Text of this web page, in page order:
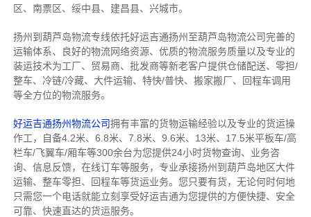
区、南票区、绥中县、建昌县、兴城市。
扬州到葫芦岛物流专线依托好运吉通扬州至葫芦岛物流公司完善的
运输体系、良好的物流网络资源、优质的物流服务质量以及专业的
装运技术为工厂、贸易商、批发商等新老客户提供仓储配送、零担/
整车、冷链/冷藏、大件运输、特快/普快、搬家搬厂、回程车调用
等全方位的物流服务。
好运吉通扬州物流公司拥有丰富的货物运输经验以及专业的货运操
作工，自备4.2米、6.8米、7.8米、9.6米、13米、17.5米平板车/高
栏车/飞翼车/厢车等300余台为您提供24小时货物查询、业务咨
询、信息反馈，在线订车等服务， 专业承接扬州到葫芦岛地区大件
运输、整车零担、回程车等货运业务。 您只要有货，无论何时何地
只需您一个电话就能立刻享受好运吉通为您提供的方便快捷、安全
可靠、快速直达的货运服务。